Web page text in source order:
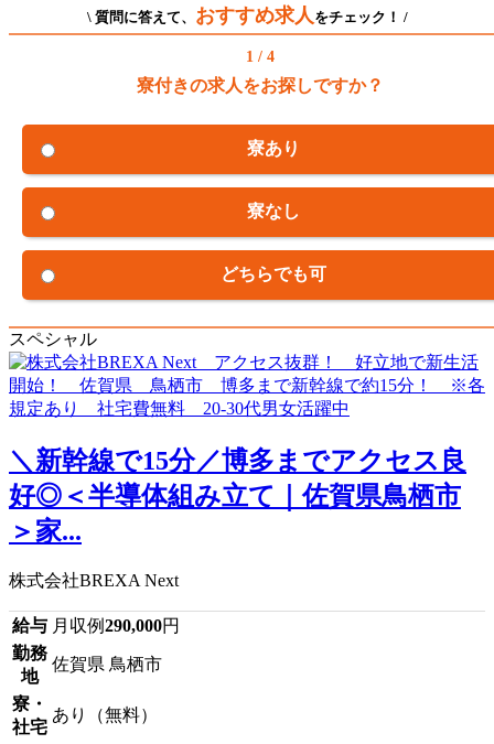
\ 質問に答えて、 おすすめ求人 をチェック！ /
1 / 4
寮付きの求人をお探しですか？
寮あり
寮なし
どちらでも可
スペシャル
＼新幹線で15分／博多までアクセス良
好◎＜半導体組み立て｜佐賀県鳥栖市
＞家...
株式会社BREXA Next
給与 月収例290,000円
勤務
地
佐賀県 鳥栖市
寮・
社宅
あり（無料）